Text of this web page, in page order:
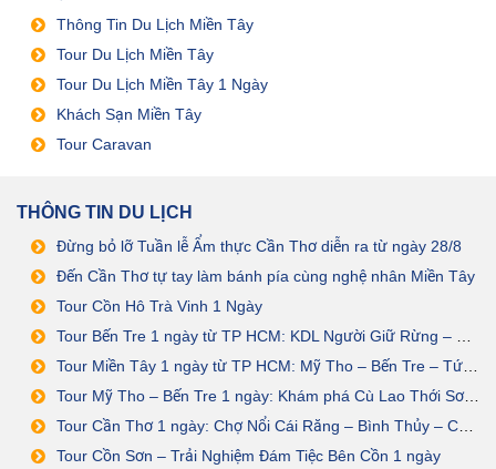
Thông Tin Du Lịch Miền Tây
Tour Du Lịch Miền Tây
Tour Du Lịch Miền Tây 1 Ngày
Khách Sạn Miền Tây
Tour Caravan
THÔNG TIN DU LỊCH
Đừng bỏ lỡ Tuần lễ Ẩm thực Cần Thơ diễn ra từ ngày 28/8
Đến Cần Thơ tự tay làm bánh pía cùng nghệ nhân Miền Tây
Tour Cồn Hô Trà Vinh 1 Ngày
Tour Bến Tre 1 ngày từ TP HCM: KDL Người Giữ Rừng – Sân Chim Vàm Hồ
Tour Miền Tây 1 ngày từ TP HCM: Mỹ Tho – Bến Tre – Tứ Linh Cồn
Tour Mỹ Tho – Bến Tre 1 ngày: Khám phá Cù Lao Thới Sơn – Cồn Phụng
Tour Cần Thơ 1 ngày: Chợ Nổi Cái Răng – Bình Thủy – Cồn Sơn – ĐÁM TIỆC BÊN CỒN
Tour Cồn Sơn – Trải Nghiệm Đám Tiệc Bên Cồn 1 ngày